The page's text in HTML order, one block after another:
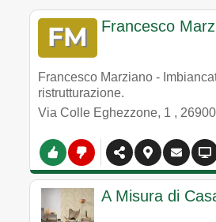
Francesco
Francesco Marziano -
ristrutturazione.
Via Colle Eghezzone, 1 , 26900
A Misura di